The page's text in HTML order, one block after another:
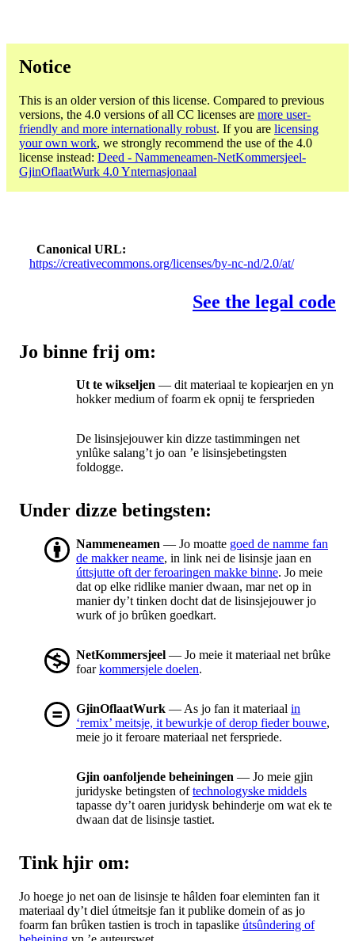
Notice
This is an older version of this license. Compared to previous
versions, the 4.0 versions of all CC licenses are more user-
friendly and more internationally robust. If you are licensing
your own work, we strongly recommend the use of the 4.0
license instead: Deed - Nammeneamen-NetKommersjeel-
GjinOflaatWurk 4.0 Ynternasjonaal
Canonical URL
https://creativecommons.org/licenses/by-nc-nd/2.0/at/
See the legal code
Jo binne frij om:
Ut te wikseljen — dit materiaal te kopiearjen en yn
hokker medium of foarm ek opnij te fersprieden
De lisinsjejouwer kin dizze tastimmingen net
ynlûke salang’t jo oan ’e lisinsjebetingsten
foldogge.
Under dizze betingsten:
Nammeneamen — Jo moatte goed de namme fan
de makker neame, in link nei de lisinsje jaan en
úttsjutte oft der feroaringen makke binne. Jo meie
dat op elke ridlike manier dwaan, mar net op in
manier dy’t tinken docht dat de lisinsjejouwer jo
wurk of jo brûken goedkart.
NetKommersjeel — Jo meie it materiaal net brûke
foarkommersjele doelen.
GjinOflaatWurk — As jo fan it materiaal in
‘remix’ meitsje, it bewurkje of derop fieder bouwe,
meie jo it feroare materiaal net ferspriede.
Gjin oanfoljende beheiningen — Jo meie gjin
juridyske betingsten oftechnologyske middels
tapasse dy’t oaren juridysk behinderje om wat ek te
dwaan dat de lisinsje tastiet.
Tink hjir om:
Jo hoege jo net oan de lisinsje te hâlden foar eleminten fan it
materiaal dy’t diel útmeitsje fan it publike domein of as jo
foarm fan brûken tastien is troch in tapaslike útsûndering of